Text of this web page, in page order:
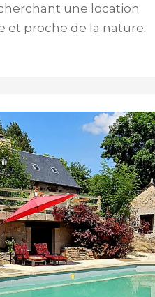
une location
et proche de la nature.